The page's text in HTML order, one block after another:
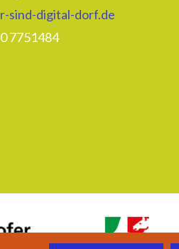
sind-digital-dorf.de
7751484‬